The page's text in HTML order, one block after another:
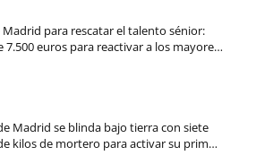
Madrid para rescatar el talento sénior:
7.500 euros para reactivar a los mayore…
Madrid se blinda bajo tierra con siete
kilos de mortero para activar su prim…